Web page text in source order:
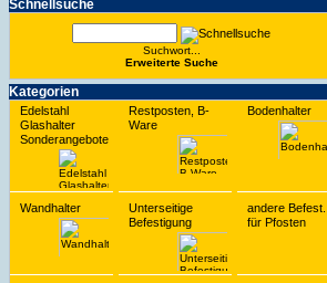
Schnell­suche
Suchwort...
Erwei­terte Suche
Kate­gorien
Edelstahl
Glashalter
Sonderangebote
Restposten, B-
Ware
Bodenhalter
Wandhalter
Unterseitige
Befestigung
andere Befest.
für Pfosten